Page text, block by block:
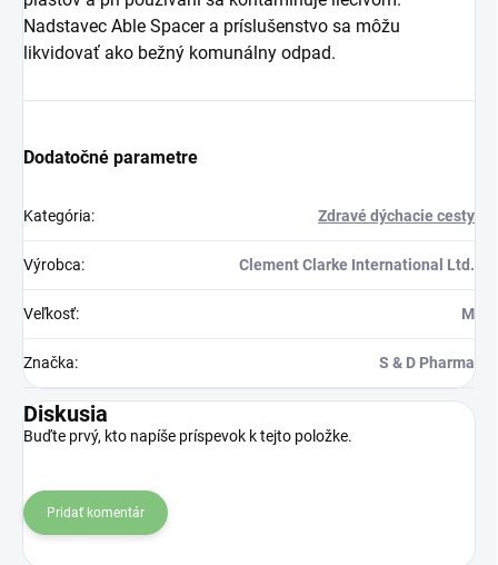
Nadstavec Able Spacer a príslušenstvo sa môžu
likvidovať ako bežný komunálny odpad.
Dodatočné parametre
Kategória: Zdravé dýchacie cesty
Výrobca: Clement Clarke International Ltd.
Veľkosť: M
Značka: S & D Pharma
Diskusia
Buďte prvý, kto napíše príspevok k tejto položke.
Pridať komentár